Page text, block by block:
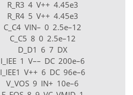
R_R3 4 V++ 4.45e3
R_R4 5 V++ 4.45e3
C_C4 VIN– 0 2.5e–12
C_C5 8 0 2.5e–12
D_D1 6 7 DX
I_IEE 1 V–– DC 200e–6
I_IEE1 V++ 6 DC 96e–6
V_VOS 9 IN+ 10e–6